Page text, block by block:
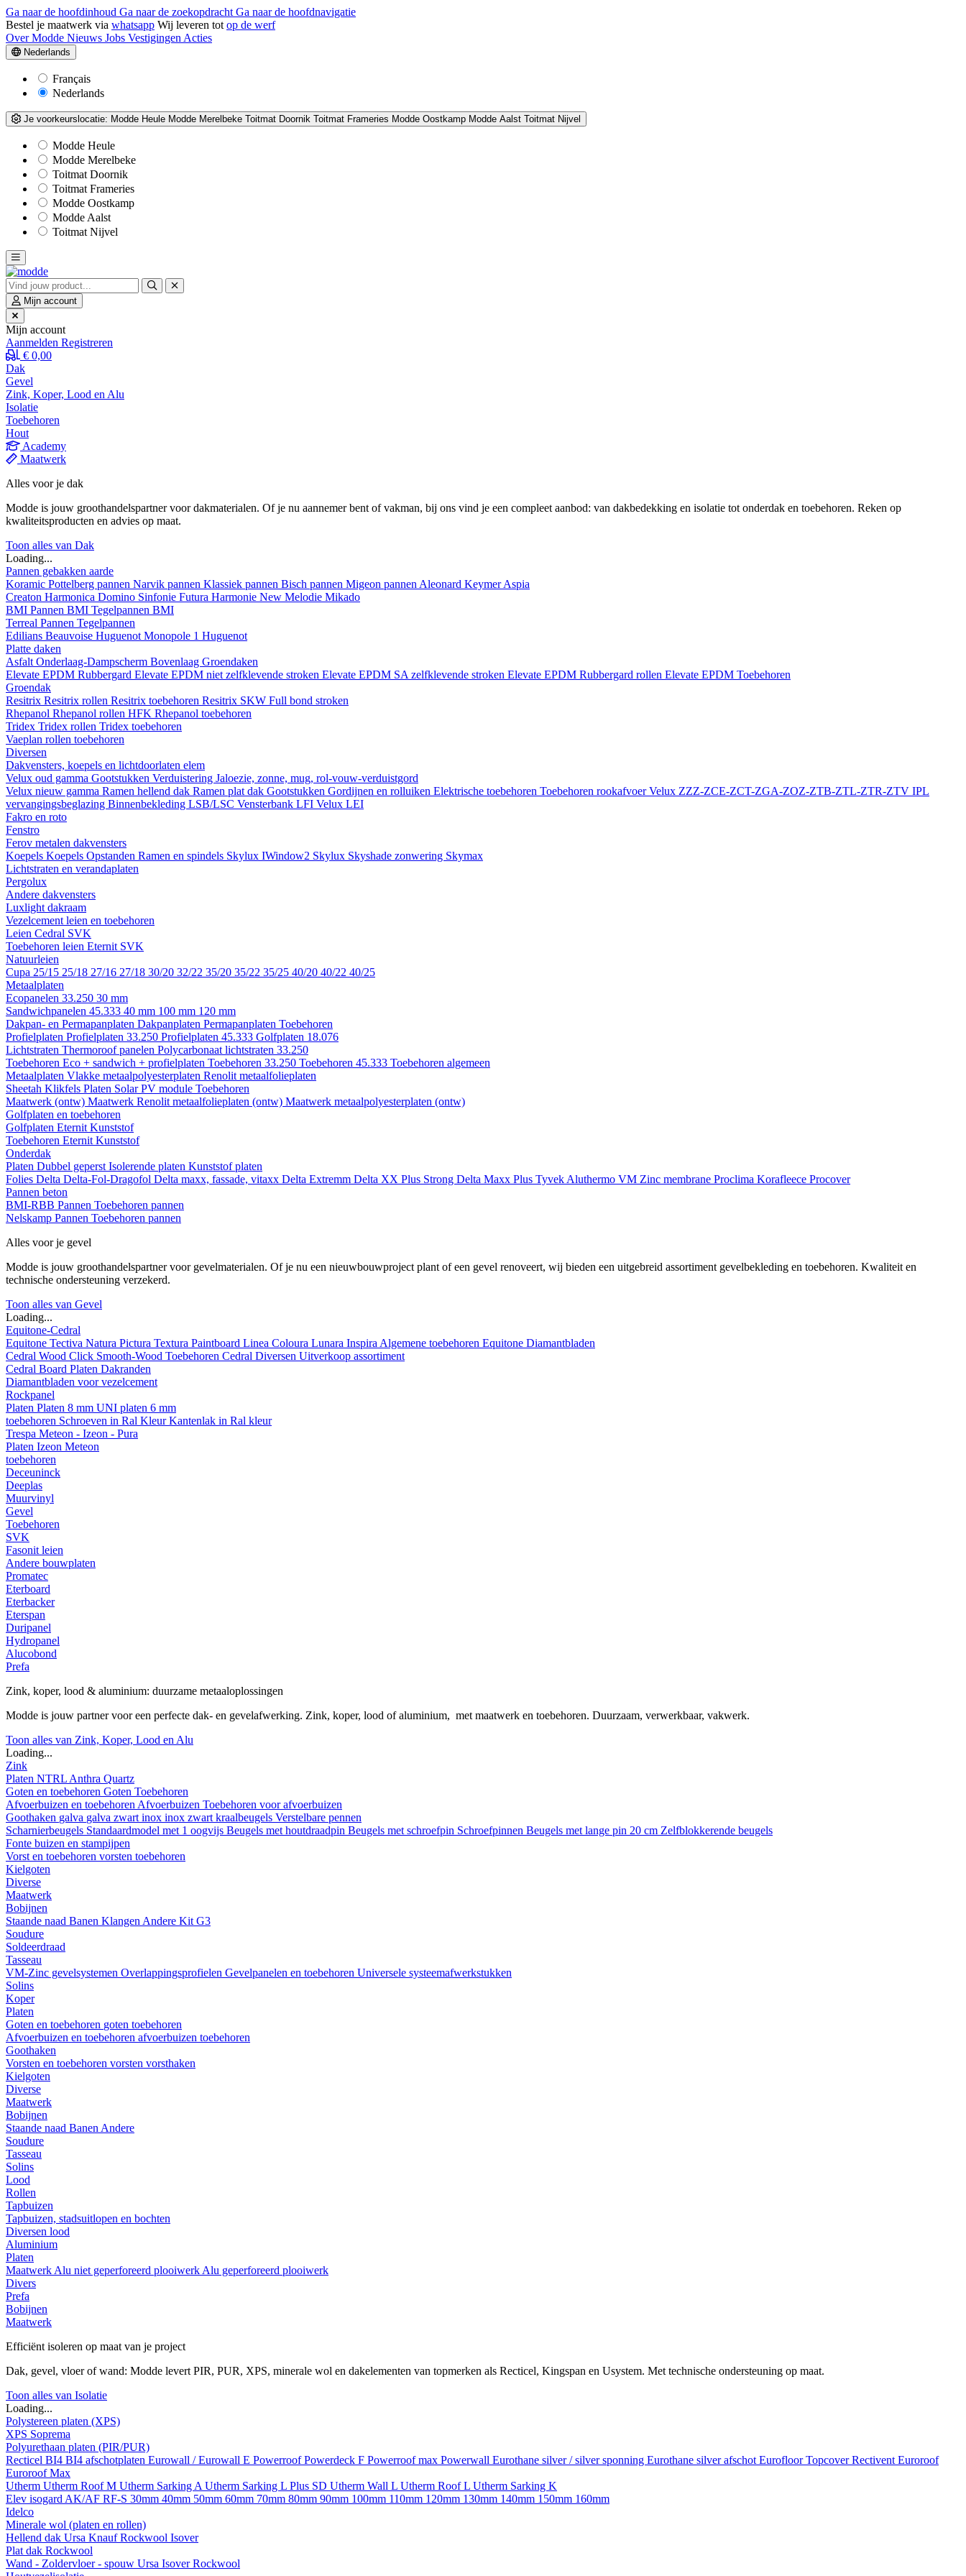
Ga naar de hoofdinhoud Ga naar de zoekopdracht Ga naar de hoofdnavigatie
Bestel je maatwerk via whatsapp Wij leveren tot op de werf
Over Modde Nieuws Jobs Vestigingen Acties
Nederlands
Français
Nederlands
Je voorkeurslocatie: Modde Heule Modde Merelbeke Toitmat Doornik Toitmat Frameries Modde Oostkamp Modde Aalst Toitmat Nijvel
Modde Heule
Modde Merelbeke
Toitmat Doornik
Toitmat Frameries
Modde Oostkamp
Modde Aalst
Toitmat Nijvel
Mijn account
Mijn account
Aanmelden Registreren
€ 0,00
Dak
Gevel
Zink, Koper, Lood en Alu
Isolatie
Toebehoren
Hout
Academy
Maatwerk
Alles voor je dak
Modde is jouw groothandelspartner voor dakmaterialen. Of je nu aannemer bent of vakman, bij ons vind je een compleet aanbod: van dakbedekking en isolatie tot onderdak en toebehoren. Reken op
kwaliteitsproducten en advies op maat.
Toon alles van Dak
Loading...
Pannen gebakken aarde
Koramic Pottelberg pannen Narvik pannen Klassiek pannen Bisch pannen Migeon pannen Aleonard KeymerAspia
Creaton Harmonica Domino Sinfonie Futura Harmonie New Melodie Mikado
BMI Pannen BMI Tegelpannen BMI
Terreal Pannen Tegelpannen
Edilians Beauvoise Huguenot Monopole 1 Huguenot
Platte daken
Asfalt Onderlaag-Dampscherm Bovenlaag Groendaken
Elevate EPDM Rubbergard Elevate EPDM niet zelfklevende stroken Elevate EPDM SA zelfklevende stroken Elevate EPDM Rubbergard rollen Elevate EPDM Toebehoren
Groendak
Resitrix Resitrix rollen Resitrix toebehoren Resitrix SKW Full bond stroken
Rhepanol Rhepanol rollen HFK Rhepanol toebehoren
Tridex Tridex rollen Tridex toebehoren
Vaeplan rollen toebehoren
Diversen
Dakvensters, koepels en lichtdoorlaten elem
Velux oud gamma Gootstukken Verduistering Jaloezie, zonne, mug, rol-vouw-verduistgord
Velux nieuw gamma Ramen hellend dak Ramen plat dak Gootstukken Gordijnen en rolluiken Elektrische toebehoren Toebehoren rookafvoerVelux ZZZ-ZCE-ZCT-ZGA-ZOZ-ZTB-ZTL-ZTR-ZTV IPL
vervangingsbeglazing Binnenbekleding LSB/LSC Vensterbank LFI Velux LEI
Fakro en roto
Fenstro
Ferov metalen dakvensters
Koepels Koepels Opstanden Ramen en spindels Skylux IWindow2 Skylux Skyshade zonwering Skymax
Lichtstraten en verandaplaten
Pergolux
Andere dakvensters
Luxlight dakraam
Vezelcement leien en toebehoren
Leien Cedral SVK
Toebehoren leien Eternit SVK
Natuurleien
Cupa 25/15 25/18 27/16 27/18 30/20 32/22 35/20 35/22 35/25 40/20 40/22 40/25
Metaalplaten
Ecopanelen 33.250 30 mm
Sandwichpanelen 45.333 40 mm 100 mm 120 mm
Dakpan- en Permapanplaten Dakpanplaten Permapanplaten Toebehoren
Profielplaten Profielplaten 33.250 Profielplaten 45.333 Golfplaten 18.076
Lichtstraten Thermoroof panelen Polycarbonaat lichtstraten 33.250
Toebehoren Eco + sandwich + profielplaten Toebehoren 33.250 Toebehoren 45.333 Toebehoren algemeen
Metaalplaten Vlakke metaalpolyesterplaten Renolit metaalfolieplaten
Sheetah Klikfels Platen Solar PV module Toebehoren
Maatwerk (ontw) Maatwerk Renolit metaalfolieplaten (ontw) Maatwerk metaalpolyesterplaten (ontw)
Golfplaten en toebehoren
Golfplaten Eternit Kunststof
Toebehoren Eternit Kunststof
Onderdak
Platen Dubbel geperst Isolerende platen Kunststof platen
Folies Delta Delta-Fol-Dragofol Delta maxx, fassade, vitaxx Delta Extremm Delta XX Plus Strong Delta Maxx Plus Tyvek Aluthermo VM Zinc membrane Proclima Korafleece Procover
Pannen beton
BMI-RBB Pannen Toebehoren pannen
Nelskamp Pannen Toebehoren pannen
Alles voor je gevel
Modde is jouw groothandelspartner voor gevelmaterialen. Of je nu een nieuwbouwproject plant of een gevel renoveert, wij bieden een uitgebreid assortiment gevelbekleding en toebehoren. Kwaliteit en
technische ondersteuning verzekerd.
Toon alles van Gevel
Loading...
Equitone-Cedral
Equitone Tectiva Natura Pictura Textura Paintboard Linea Coloura Lunara Inspira Algemene toebehoren Equitone Diamantbladen
Cedral Wood Click Smooth-Wood Toebehoren Cedral Diversen Uitverkoop assortiment
Cedral Board Platen Dakranden
Diamantbladen voor vezelcement
Rockpanel
Platen Platen 8 mm UNI platen 6 mm
toebehoren Schroeven in Ral KleurKantenlak in Ral kleur
Trespa Meteon - Izeon - Pura
Platen Izeon Meteon
toebehoren
Deceuninck
Deeplas
Muurvinyl
Gevel
Toebehoren
SVK
Fasonit leien
Andere bouwplaten
Promatec
Eterboard
Eterbacker
Eterspan
Duripanel
Hydropanel
Alucobond
Prefa
Zink, koper, lood & aluminium: duurzame metaaloplossingen
Modde is jouw partner voor een perfecte dak- en gevelafwerking. Zink, koper, lood of aluminium, met maatwerk en toebehoren. Duurzaam, verwerkbaar, vakwerk.
Toon alles van Zink, Koper, Lood en Alu
Loading...
Zink
Platen NTRL Anthra Quartz
Goten en toebehoren Goten Toebehoren
Afvoerbuizen en toebehoren Afvoerbuizen Toebehoren voor afvoerbuizen
Goothaken galva galva zwart inox inox zwart kraalbeugels Verstelbare pennen
Scharnierbeugels Standaardmodel met 1 oogvijs Beugels met houtdraadpin Beugels met schroefpin Schroefpinnen Beugels met lange pin 20 cm Zelfblokkerende beugels
Fonte buizen en stampijpen
Vorst en toebehoren vorsten toebehoren
Kielgoten
Diverse
Maatwerk
Bobijnen
Staande naad Banen Klangen Andere Kit G3
Soudure
Soldeerdraad
Tasseau
VM-Zinc gevelsystemen Overlappingsprofielen Gevelpanelen en toebehoren Universele systeemafwerkstukken
Solins
Koper
Platen
Goten en toebehoren goten toebehoren
Afvoerbuizen en toebehoren afvoerbuizen toebehoren
Goothaken
Vorsten en toebehoren vorsten vorsthaken
Kielgoten
Diverse
Maatwerk
Bobijnen
Staande naad Banen Andere
Soudure
Tasseau
Solins
Lood
Rollen
Tapbuizen
Tapbuizen, stadsuitlopen en bochten
Diversen lood
Aluminium
Platen
Maatwerk Alu niet geperforeerd plooiwerk Alu geperforeerd plooiwerk
Divers
Prefa
Bobijnen
Maatwerk
Efficiënt isoleren op maat van je project
Dak, gevel, vloer of wand: Modde levert PIR, PUR, XPS, minerale wol en dakelementen van topmerken als Recticel, Kingspan en Usystem. Met technische ondersteuning op maat.
Toon alles van Isolatie
Loading...
Polystereen platen (XPS)
XPS Soprema
Polyurethaan platen (PIR/PUR)
Recticel BI4 BI4 afschotplaten Eurowall / Eurowall E PowerroofPowerdeck F Powerroof max Powerwall Eurothane silver / silver sponning Eurothane silver afschot EurofloorTopcoverRectivent Euroroof
Euroroof Max
Utherm Utherm Roof M Utherm Sarking A Utherm Sarking L Plus SD Utherm Wall L Utherm Roof L Utherm Sarking K
Elev isogard AK/AF RF-S 30mm 40mm 50mm 60mm 70mm 80mm 90mm 100mm 110mm 120mm 130mm 140mm 150mm 160mm
Idelco
Minerale wol (platen en rollen)
Hellend dak Ursa KnaufRockwool Isover
Plat dak Rockwool
Wand - Zoldervloer - spouw Ursa IsoverRockwool